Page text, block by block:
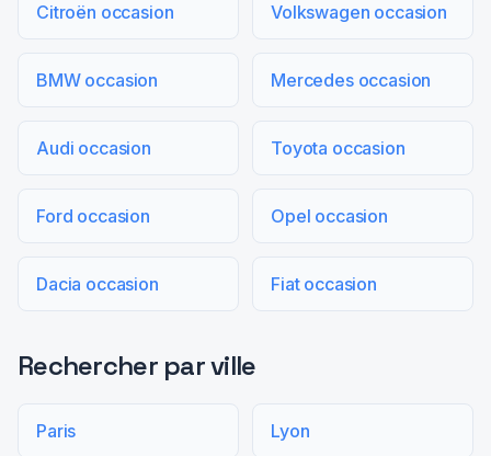
Citroën occasion Volkswagen occasion
BMW occasion Mercedes occasion
Audi occasion Toyota occasion
Ford occasion Opel occasion
Dacia occasion Fiat occasion
Rechercher par ville
Paris Lyon